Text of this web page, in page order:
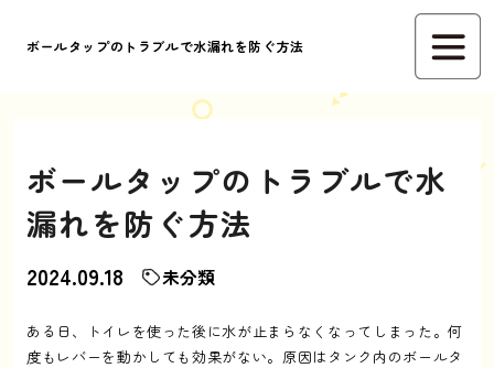
ボールタップのトラブルで水漏れを防ぐ方法
ボールタップのトラブルで水
漏れを防ぐ方法
2024.09.18 未分類
ある日、トイレを使った後に水が止まらなくなってしまった。何
度もレバーを動かしても効果がない。原因はタンク内のボールタ